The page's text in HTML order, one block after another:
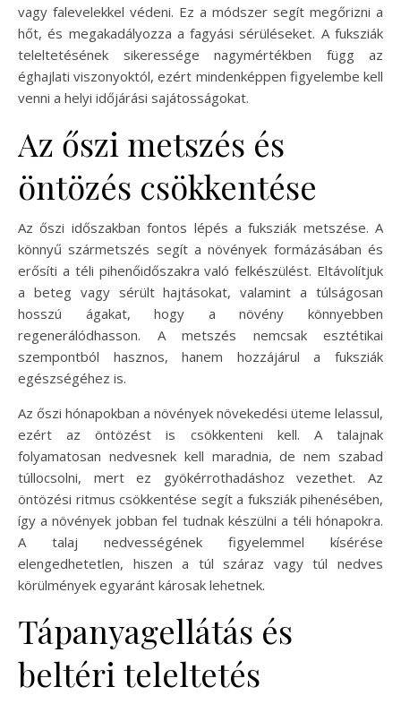
vagy falevelekkel védeni. Ez a módszer segít megőrizni a
hőt, és megakadályozza a fagyási sérüléseket. A fuksziák
teleltetésének sikeressége nagymértékben függ az
éghajlati viszonyoktól, ezért mindenképpen figyelembe kell
venni a helyi időjárási sajátosságokat.
Az őszi metszés és
öntözés csökkentése
Az őszi időszakban fontos lépés a fuksziák metszése. A
könnyű szármetszés segít a növények formázásában és
erősíti a téli pihenőidőszakra való felkészülést. Eltávolítjuk
a beteg vagy sérült hajtásokat, valamint a túlságosan
hosszú ágakat, hogy a növény könnyebben
regenerálódhasson. A metszés nemcsak esztétikai
szempontból hasznos, hanem hozzájárul a fuksziák
egészségéhez is.
Az őszi hónapokban a növények növekedési üteme lelassul,
ezért az öntözést is csökkenteni kell. A talajnak
folyamatosan nedvesnek kell maradnia, de nem szabad
túllocsolni, mert ez gyökérrothadáshoz vezethet. Az
öntözési ritmus csökkentése segít a fuksziák pihenésében,
így a növények jobban fel tudnak készülni a téli hónapokra.
A talaj nedvességének figyelemmel kísérése
elengedhetetlen, hiszen a túl száraz vagy túl nedves
körülmények egyaránt károsak lehetnek.
Tápanyagellátás és
beltéri teleltetés